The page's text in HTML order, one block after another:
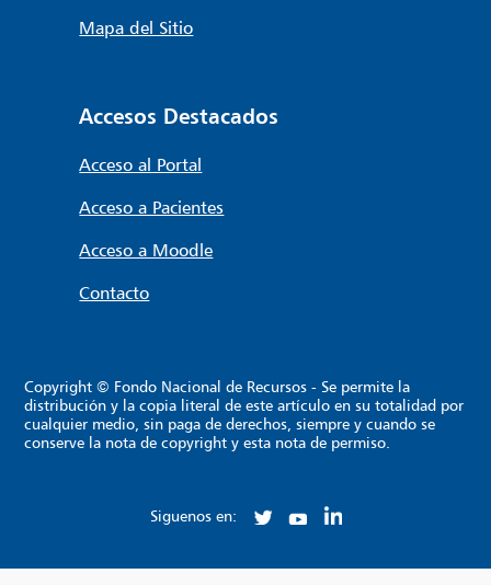
Mapa del Sitio
Accesos Destacados
Acceso al Portal
Acceso a Pacientes
Acceso a Moodle
Contacto
Copyright © Fondo Nacional de Recursos - Se permite la
distribución y la copia literal de este artículo en su totalidad por
cualquier medio, sin paga de derechos, siempre y cuando se
conserve la nota de copyright y esta nota de permiso.
Siguenos en: